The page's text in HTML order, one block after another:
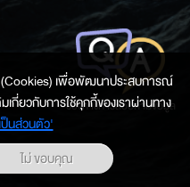
ช่องทางการสอบถามข้อมูล
(Cookies) เพื่อพัฒนาประสบการณ์
กี่ยวกับการใช้คุกกี้ของเราผ่านทาง
ป็นส่วนตัว'
ไม่ ขอบคุณ